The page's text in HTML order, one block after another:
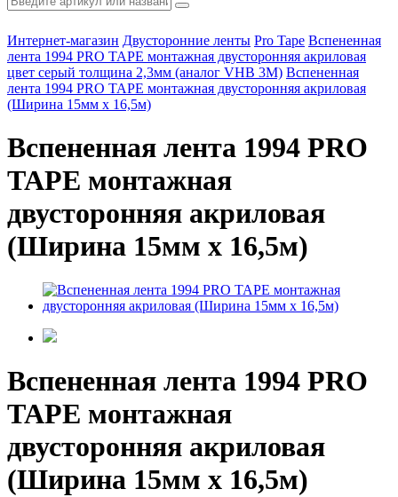
Интернет-магазин Двусторонние ленты Pro Tape Вспененная
лента 1994 PRO TAPE монтажная двусторонняя акриловая
цвет серый толщина 2,3мм (аналог VHB 3М) Вспененная
лента 1994 PRO TAPE монтажная двусторонняя акриловая
(Ширина 15мм х 16,5м)
Вспененная лента 1994 PRO
TAPE монтажная
двусторонняя акриловая
(Ширина 15мм х 16,5м)
Вспененная лента 1994 PRO
TAPE монтажная
двусторонняя акриловая
(Ширина 15мм х 16,5м)